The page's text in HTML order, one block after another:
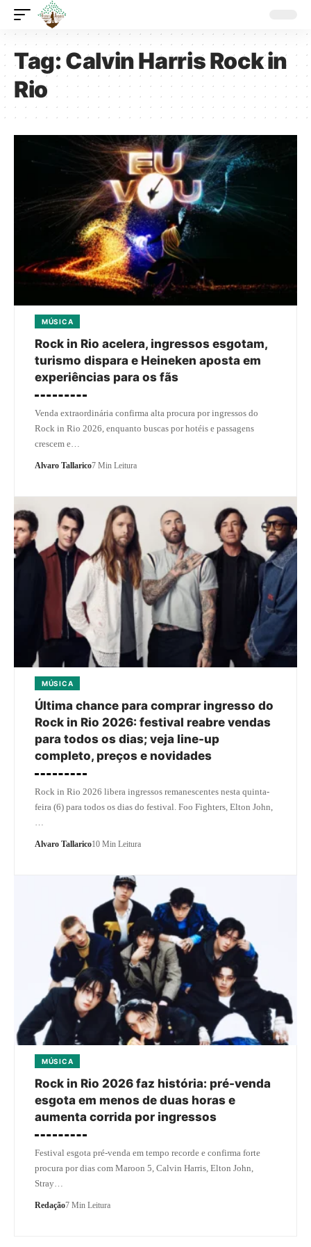
Tag:Calvin Harris Rock in
Rio
MÚSICA
Rock in Rio acelera, ingressos esgotam,
turismo dispara e Heineken aposta em
experiências para os fãs
Venda extraordinária confirma alta procura por ingressos do
Rock in Rio 2026, enquanto buscas por hotéis e passagens
crescem e…
Alvaro Tallarico7 Min Leitura
MÚSICA
Última chance para comprar ingresso do
Rock in Rio 2026: festival reabre vendas
para todos os dias; veja line-up
completo, preços e novidades
Rock in Rio 2026 libera ingressos remanescentes nesta quinta-
feira (6) para todos os dias do festival. Foo Fighters, Elton John,
Alvaro Tallarico10 Min Leitura
MÚSICA
Rock in Rio 2026 faz história: pré-venda
esgota em menos de duas horas e
aumenta corrida por ingressos
Festival esgota pré-venda em tempo recorde e confirma forte
procura por dias com Maroon 5, Calvin Harris, Elton John,
Stray…
Redação7 Min Leitura